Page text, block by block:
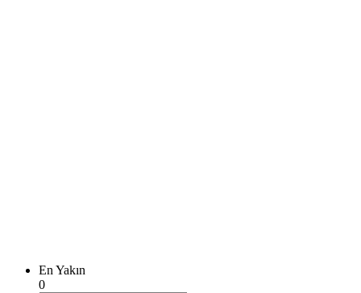
En Yakın
0